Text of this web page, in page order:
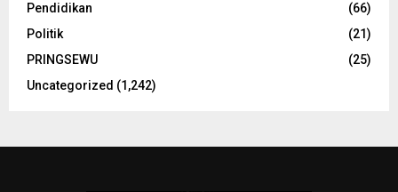
Pendidikan
(66)
Politik
(21)
PRINGSEWU
(25)
Uncategorized (1,242)